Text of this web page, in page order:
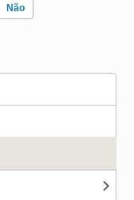
Não
ajudou